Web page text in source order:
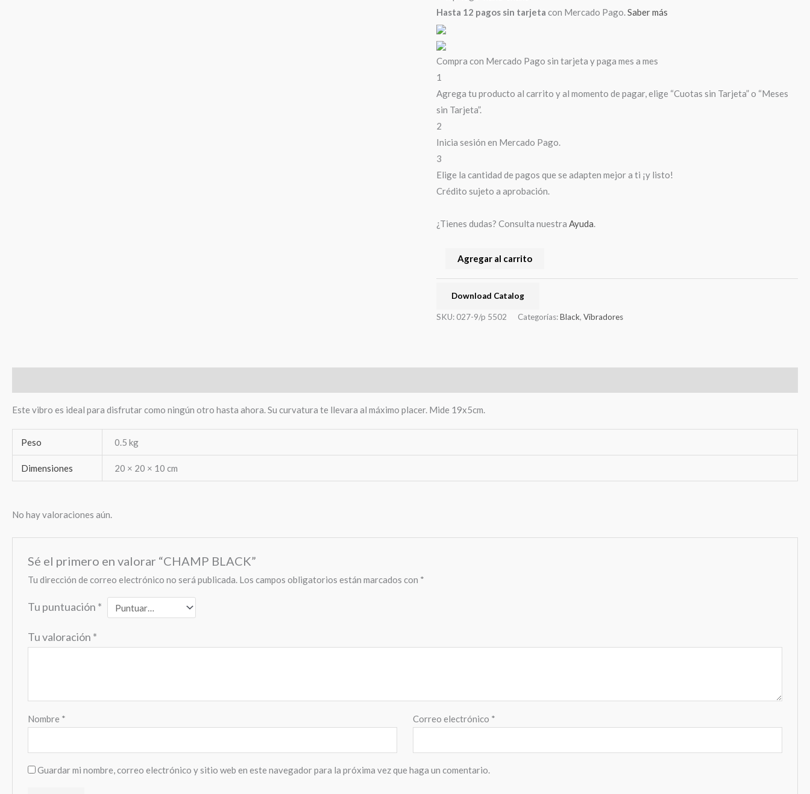
Hasta 12 pagos sin tarjeta con Mercado Pago.Saber más
Compra con Mercado Pago sin tarjeta y paga mes a mes
1
Agrega tu producto al carrito y al momento de pagar, elige “Cuotas sin Tarjeta” o “Meses
sin Tarjeta”.
2
Inicia sesión en Mercado Pago.
3
Elige la cantidad de pagos que se adapten mejor a ti ¡y listo!
Crédito sujeto a aprobación.
¿Tienes dudas? Consulta nuestraAyuda.
Agregar al carrito
Download Catalog
SKU: 027-9/p 5502 Categorías:Black,Vibradores
Este vibro es ideal para disfrutar como ningún otro hasta ahora. Su curvatura te llevara al máximo placer. Mide 19x5cm.
Peso 0.5 kg
Dimensiones 20 × 20 × 10 cm
No hay valoraciones aún.
Sé el primero en valorar “CHAMP BLACK”
Tu dirección de correo electrónico no será publicada. Los campos obligatorios están marcados con *
Tu puntuación *
Tu valoración *
Nombre * Correo electrónico *
Guardar mi nombre, correo electrónico y sitio web en este navegador para la próxima vez que haga un comentario.